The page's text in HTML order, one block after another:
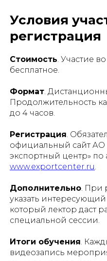
Условия
регистрация
Стоимость. Участие
бесплатное.
Формат.
Продолжительность
до 4 часов.
Регистрация.
официальный сайт АО
экспортный центр» по
www.exportcenter.ru.
Дополнительно. При
указать
который лектор даст
специальной сессии.
Итоги обучения.
видеозапись